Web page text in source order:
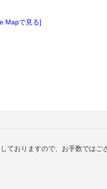
Mapで見る]
ておりますので、お手数ではご